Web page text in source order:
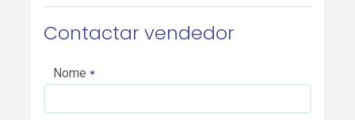
Contactar vendedor
Nome